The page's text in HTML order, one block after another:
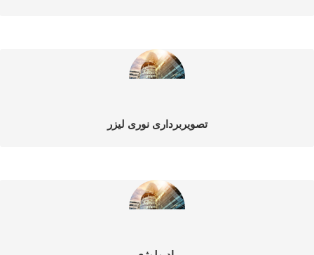
تصویربرداری نوری لیزر